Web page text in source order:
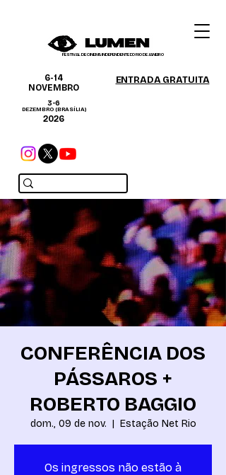
FESTIVAL DE CINEMA INDEPENDENTE DO RIO DE JANEIRO
6-14
NOVEMBRO
3-6
DEZEMBRO (BRASÍLIA)
2026
ENTRADA GRATUITA
CONFERÊNCIA DOS
PÁSSAROS +
ROBERTO BAGGIO
dom., 09 de nov.
  |
Estação Net Rio
Os ingressos não estão à